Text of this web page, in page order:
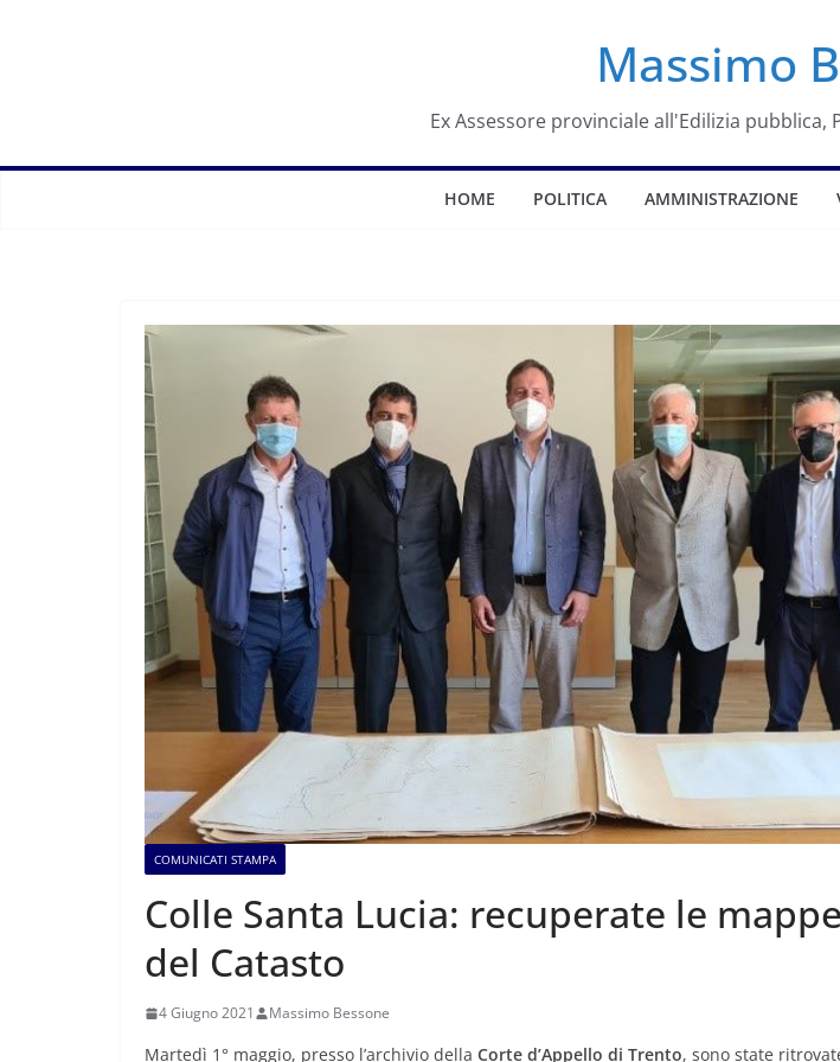
Massimo
Ex Assessore provinciale all'Edilizia
HOME POLITICA AMMINISTRAZIONE
COMUNICATI STAMPA
Colle Santa Lucia: recuperate le
del Catasto
4 Giugno 2021 Massimo Bessone
Martedì 1° maggio, presso l’archivio della Corte d’Appello di Trento, sono state